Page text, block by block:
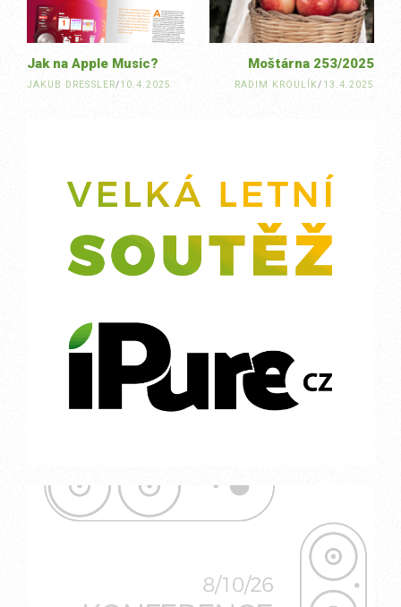
Moštárna 253/2025
RADIM KROULÍK/ 13.4.2025
Jak na Apple Music?
JAKUB DRESSLER/10.4.2025